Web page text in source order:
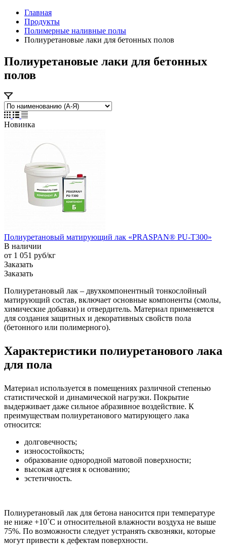
Главная
Продукты
Полимерные наливные полы
Полиуретановые лаки для бетонных полов
Полиуретановые лаки для бетонных
полов
Новинка
Полиуретановый матирующий лак «PRASPAN® PU-T300»
В наличии
от 1 051 руб/кг
Заказать
Заказать
Полиуретановый лак – двухкомпонентный тонкослойный
матирующий состав, включает основные компоненты (смолы,
химические добавки) и отвердитель. Материал применяется
для создания защитных и декоративных свойств пола
(бетонного или полимерного).
Характеристики полиуретанового лака
для пола
Материал используется в помещениях различной степенью
статистической и динамической нагрузки. Покрытие
выдерживает даже сильное абразивное воздействие. К
преимуществам полиуретанового матирующего лака
относится:
долговечность;
износостойкость;
образование однородной матовой поверхности;
высокая адгезия к основанию;
эстетичность.
Полиуретановый лак для бетона наносится при температуре
не ниже +10˚С и относительной влажности воздуха не выше
75%. По возможности следует устранять сквозняки, которые
могут привести к дефектам поверхности.